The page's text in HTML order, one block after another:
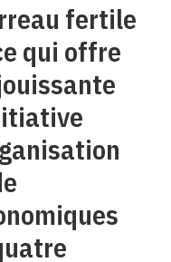
fertile
qui offre